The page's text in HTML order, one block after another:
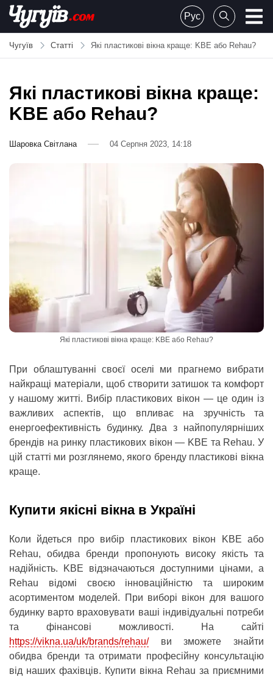
Skip
content
Chuguiv
Рус
Чугуїв Статті Які пластикові вікна краще: KBE або Rehau?
Які пластикові вікна краще:
KBE або Rehau?
Шаровка Світлана 04 Серпня 2023, 14:18
Які пластикові вікна краще: KBE або Rehau?
При облаштуванні своєї оселі ми прагнемо вибрати
найкращі матеріали, щоб створити затишок та комфорт
у нашому житті. Вибір пластикових вікон — це один із
важливих аспектів, що впливає на зручність та
енергоефективність будинку. Два з найпопулярніших
брендів на ринку пластикових вікон — KBE та Rehau. У
цій статті ми розглянемо, якого бренду пластикові вікна
краще.
Купити якісні вікна в Україні
Коли йдеться про вибір пластикових вікон KBE або
Rehau, обидва бренди пропонують високу якість та
надійність. KBE відзначаються доступними цінами, а
Rehau відомі своєю інноваційністю та широким
асортиментом моделей. При виборі вікон для вашого
будинку варто враховувати ваші індивідуальні потреби
та фінансові можливості. На сайті
https://vikna.ua/uk/brands/rehau/ви зможете знайти
обидва бренди та отримати професійну консультацію
від наших фахівців. Купити вікна Rehau за приємними